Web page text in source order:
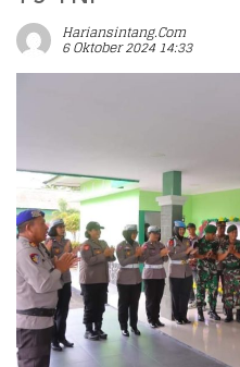
Hariansintang.com
6 Oktober 2024 14:33